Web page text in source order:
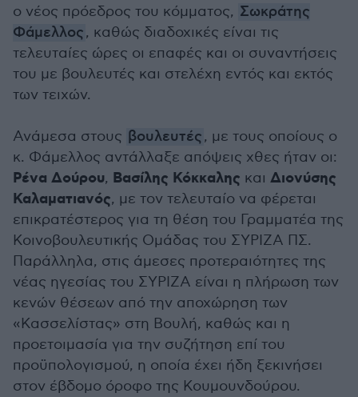
ο νέος πρόεδρος του κόμματος, Σωκράτης
Φάμελλος, καθώς διαδοχικές είναι τις
τελευταίες ώρες οι επαφές και οι συναντήσεις
του με βουλευτές και στελέχη εντός και εκτός
των τειχών.
Ανάμεσα στους βουλευτές, με τους οποίους ο
κ. Φάμελλος αντάλλαξε απόψεις χθες ήταν οι:
Ρένα Δούρου, Βασίλης Κόκκαλης και Διονύσης
Καλαματιανός, με τον τελευταίο να φέρεται
επικρατέστερος για τη θέση του Γραμματέα της
Κοινοβουλευτικής Ομάδας του ΣΥΡΙΖΑ ΠΣ.
Παράλληλα, στις άμεσες προτεραιότητες της
νέας ηγεσίας του ΣΥΡΙΖΑ είναι η πλήρωση των
κενών θέσεων από την αποχώρηση των
«Κασσελίστας» στη Βουλή, καθώς και η
προετοιμασία για την συζήτηση επί του
προϋπολογισμού, η οποία έχει ήδη ξεκινήσει
στον έβδομο όροφο της Κουμουνδούρου.